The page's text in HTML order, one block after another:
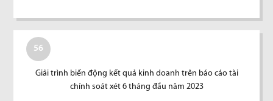
56
Giải trình biến động kết quả kinh doanh trên báo cáo tài
chính soát xét 6 tháng đầu năm 2023